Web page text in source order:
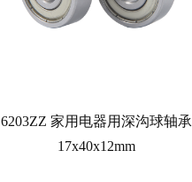
6203ZZ 家用电器用深沟球轴承
17x40x12mm